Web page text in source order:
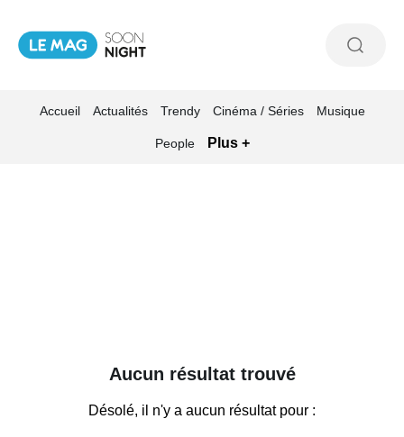
Accueil Actualités Trendy Cinéma / Séries Musique
People Plus +
Aucun résultat trouvé
Désolé, il n'y a aucun résultat pour :